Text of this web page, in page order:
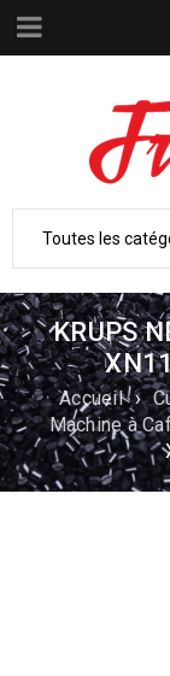
KRUPS
Accueil ›
Machine à